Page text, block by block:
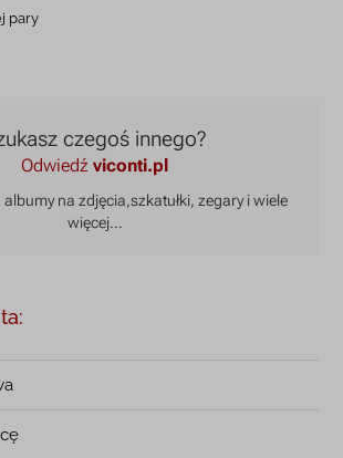
pary
czegoś innego?
Odwiedźviconti.pl
na zdjęcia,szkatułki, zegary i wiele
więcej...